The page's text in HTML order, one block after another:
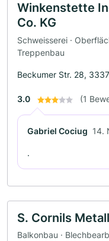
Winkenstette
Co. KG
Schweisserei ·
Treppenbau
Beckumer Str. 28,
3.0 (1
Gabriel Cociug 14.
.
S. Cornils
Balkonbau ·